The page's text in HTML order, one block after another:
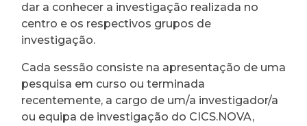
dar a conhecer a investigação realizada no
centro e os respectivos grupos de
investigação.
Cada sessão consiste na apresentação de uma
pesquisa em curso ou terminada
recentemente, a cargo de um/a investigador/a
ou equipa de investigação do CICS.NOVA,